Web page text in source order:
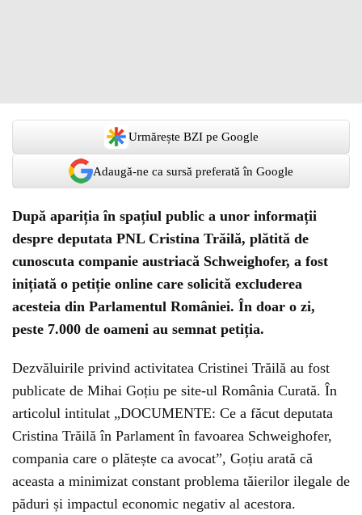
Urmărește BZI pe Google
Adaugă-ne ca sursă preferată în Google
După apariția în spațiul public a unor informații
despre deputata PNL Cristina Trăilă, plătită de
cunoscuta companie austriacă Schweighofer, a fost
inițiată o petiție online care solicită excluderea
acesteia din Parlamentul României. În doar o zi,
peste 7.000 de oameni au semnat petiția.
Dezvăluirile privind activitatea Cristinei Trăilă au fost
publicate de Mihai Goțiu pe site-ul România Curată. În
articolul intitulat „DOCUMENTE: Ce a făcut deputata
Cristina Trăilă în Parlament în favoarea Schweighofer,
compania care o plătește ca avocat”, Goțiu arată că
aceasta a minimizat constant problema tăierilor ilegale de
păduri și impactul economic negativ al acestora.